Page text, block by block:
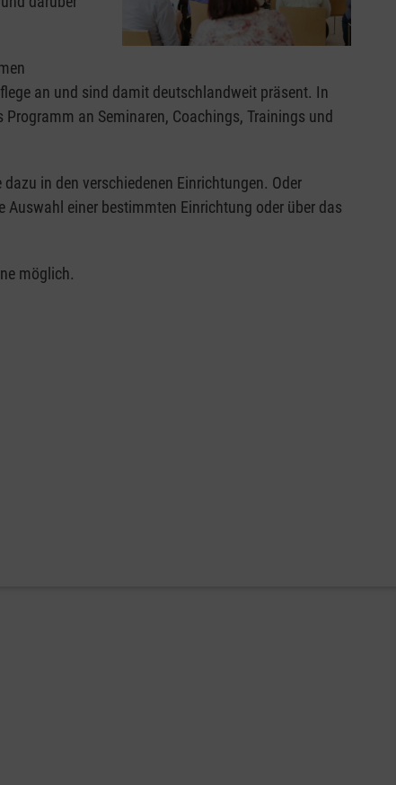
an und sind damit deutschlandweit präsent. In
an Seminaren, Coachings, Trainings und
in den verschiedenen Einrichtungen. Oder
Auswahl einer bestimmten Einrichtung oder über das
möglich.